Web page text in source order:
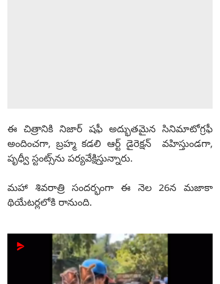
ఈ చిత్రానికి నిజార్ షఫీ అద్భుతమైన సినిమాటోగ్రఫీ
అందించగా, బ్రహ్మ కడలి ఆర్ట్ డైరెక్షన్ వహిస్తుండగా,
పృధ్వీ స్టంట్స్‌ను పర్యవేక్షిస్తున్నారు.
మహా శివరాత్రి సందర్భంగా ఈ నెల 26న మజాకా
థియేటర్లలోకి రానుంది.